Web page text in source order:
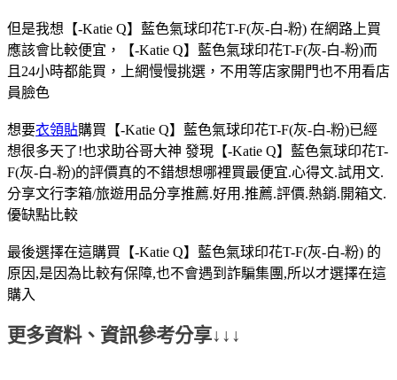
但是我想【-Katie Q】藍色氣球印花T-F(灰-白-粉) 在網路上買
應該會比較便宜，【-Katie Q】藍色氣球印花T-F(灰-白-粉)而
且24小時都能買，上網慢慢挑選，不用等店家開門也不用看店
員臉色
想要衣領貼購買【-Katie Q】藍色氣球印花T-F(灰-白-粉)已經
想很多天了!也求助谷哥大神 發現【-Katie Q】藍色氣球印花T-
F(灰-白-粉)的評價真的不錯想想哪裡買最便宜.心得文.試用文.
分享文行李箱/旅遊用品分享推薦.好用.推薦.評價.熱銷.開箱文.
優缺點比較
最後選擇在這購買【-Katie Q】藍色氣球印花T-F(灰-白-粉) 的
原因,是因為比較有保障,也不會遇到詐騙集團,所以才選擇在這
購入
更多資料、資訊參考分享↓↓↓